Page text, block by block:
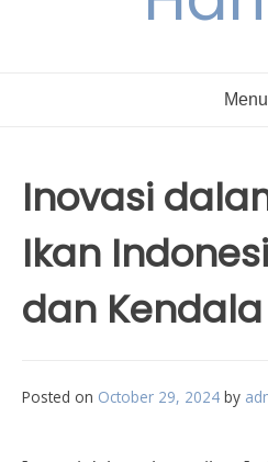
Menu
Inovasi
Ikan
dan Kendala
Posted on October 29, 2024 by